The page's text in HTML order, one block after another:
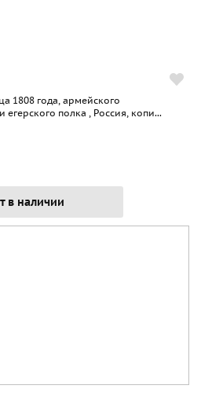
1808 года, армейского
егерского полка , Россия, копи...
в наличии